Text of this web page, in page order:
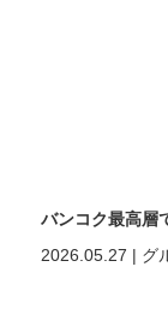
バンコク最高層
2026.05.27 | グ